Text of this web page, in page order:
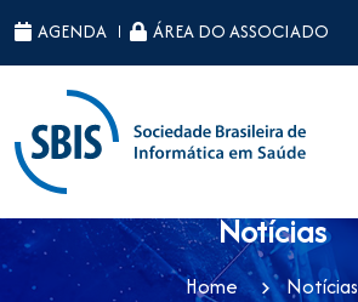
AGENDA ÁREA DO ASSOCIADO
Notícias
Home Notícias